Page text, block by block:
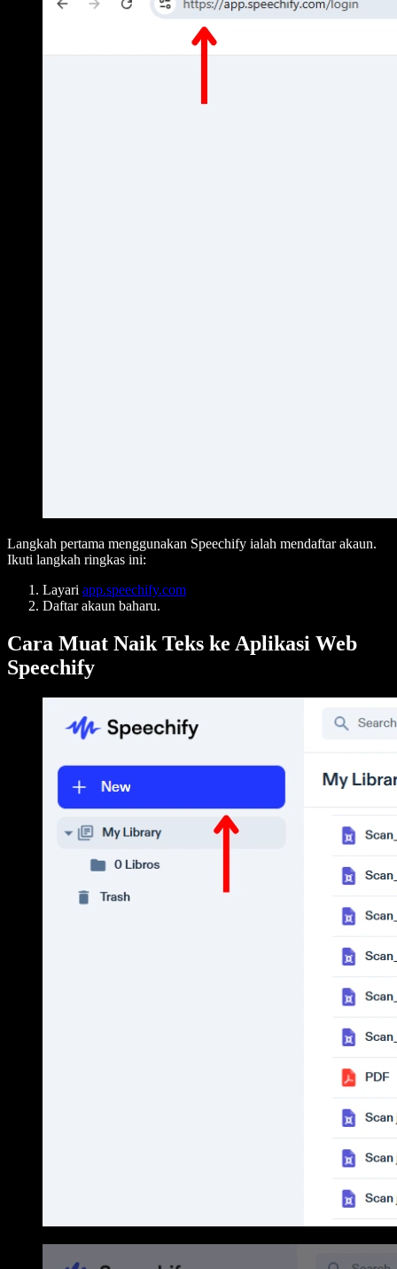
Langkah pertama menggunakan Speechify ialah mendaftar akaun.
Ikuti langkah ringkas ini:
Layari app.speechify.com
Daftar akaun baharu.
Cara Muat Naik Teks ke Aplikasi Web
Speechify